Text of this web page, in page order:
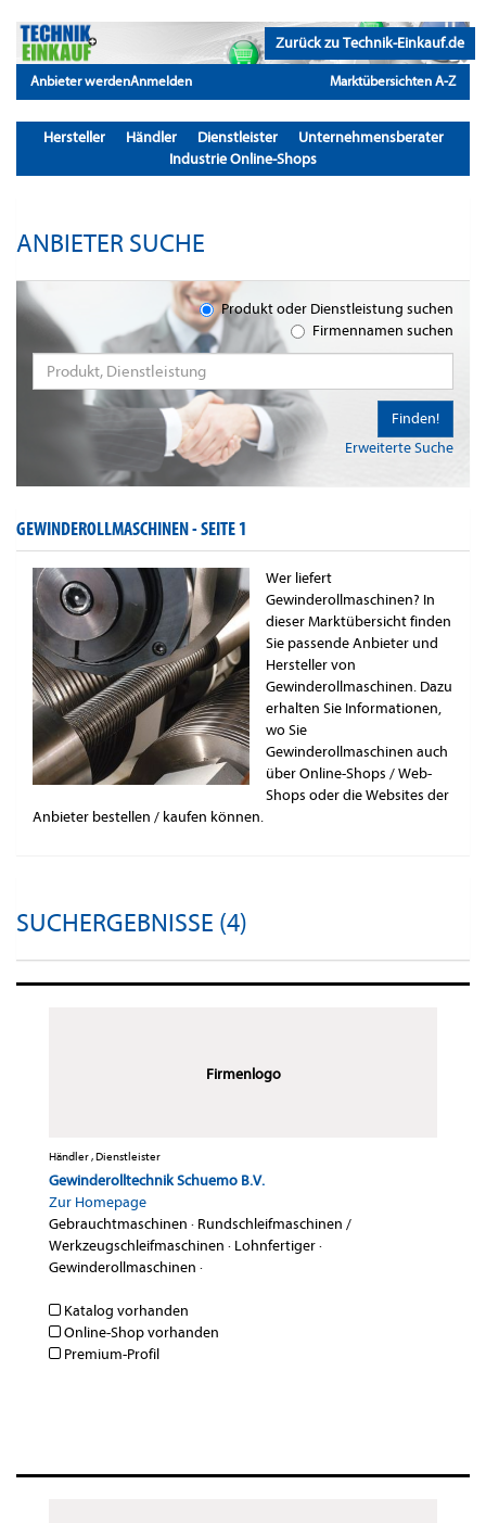
Zurück zu Technik-Einkauf.de
Anbieter werdenAnmelden Marktübersichten A-Z
Hersteller Händler Dienstleister
Unternehmensberater
Industrie Online-Shops
ANBIETER SUCHE
Produkt oder Dienstleistung suchen
Firmennamen suchen
Erweiterte Suche
Finden!
GEWINDEROLLMASCHINEN -SEITE 1
Wer liefert
Gewinderollmaschinen? In
dieser Marktübersicht finden
Sie passende Anbieter und
Hersteller von
Gewinderollmaschinen. Dazu
erhalten Sie Informationen,
wo Sie
Gewinderollmaschinen auch
über Online-Shops / Web-
Shops oder die Websites der
Anbieter bestellen / kaufen können.
SUCHERGEBNISSE (4)
Firmenlogo
Händler , Dienstleister
Gewinderolltechnik Schuemo B.V.
Zur Homepage
Gebrauchtmaschinen · Rundschleifmaschinen /
Werkzeugschleifmaschinen · Lohnfertiger·
Gewinderollmaschinen ·
Katalog vorhanden
Online-Shop vorhanden
Premium-Profil